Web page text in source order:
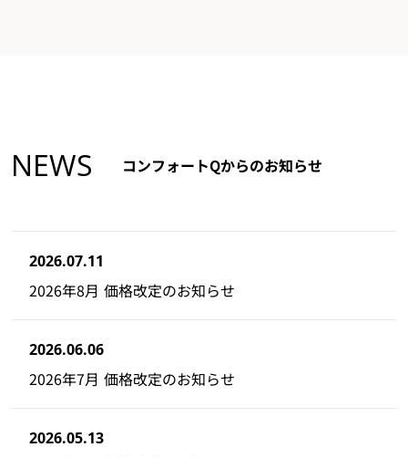
NEWS コンフォートQからのお知らせ
2026.07.11
2026年8月 価格改定のお知らせ
2026.06.06
2026年7月 価格改定のお知らせ
2026.05.13